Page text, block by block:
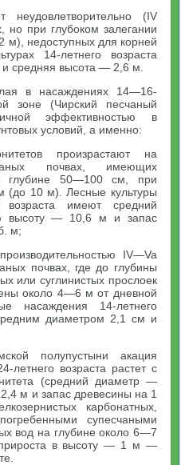
(IV
но при глубоком залегании
м), недоступных для корней
14-летнего возраста
средняя высота — 2,6 м.
в насаждениях 14—16-
зоне (Чирский песчаный
эффективностью в
условий, а именно:
произрастают на
почвах, имеющих
глубине 50—100 см, при
(до 10 м). Лесные культуры
возраста имеют средний
высоту — 10,6 м и запас
м;
IV—Va
почвах, где до глубины
или суглинистых прослоек
около 4—6 м от дневной
насаждения 14-летнего
диаметром 2,1 см и
полупустыни акация
летнего возраста растет с
(средний диаметр —
м и запас древесины на 1
карбонатных,
супесчаными
вод на глубине около 6—7
прироста в высоту — 1 м —